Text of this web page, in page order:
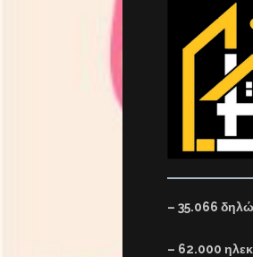
– 35.066
– 62.000